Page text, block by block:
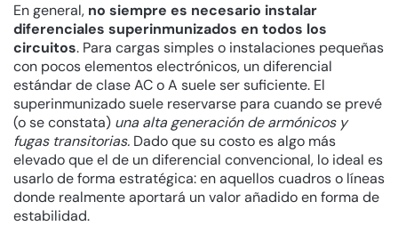
En general, no siempre es necesario instalar
diferenciales superinmunizados en todos los
circuitos. Para cargas simples o instalaciones pequeñas
con pocos elementos electrónicos, un diferencial
estándar de clase AC o A suele ser suficiente. El
superinmunizado suele reservarse para cuando se prevé
(o se constata) una alta generación de armónicos y
fugas transitorias. Dado que su costo es algo más
elevado que el de un diferencial convencional, lo ideal es
usarlo de forma estratégica: en aquellos cuadros o líneas
donde realmente aportará un valor añadido en forma de
estabilidad.